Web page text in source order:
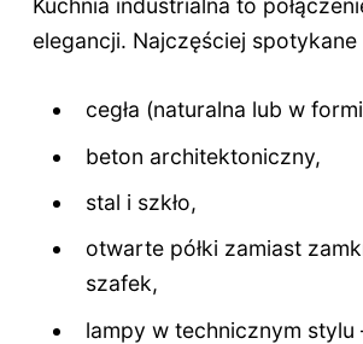
Kuchnia industrialna to
elegancji. Najczęściej
cegła (naturalna lub w
beton architektoniczny,
stal i szkło,
otwarte półki zamiast
szafek,
lampy w technicznym stylu